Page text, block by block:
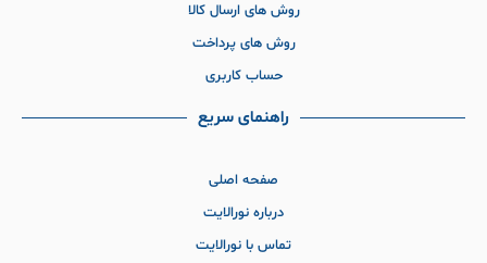
روش های ارسال کالا
روش های پرداخت
حساب کاربری
راهنمای سریع
صفحه اصلی
درباره نورالایت
تماس با نورالایت